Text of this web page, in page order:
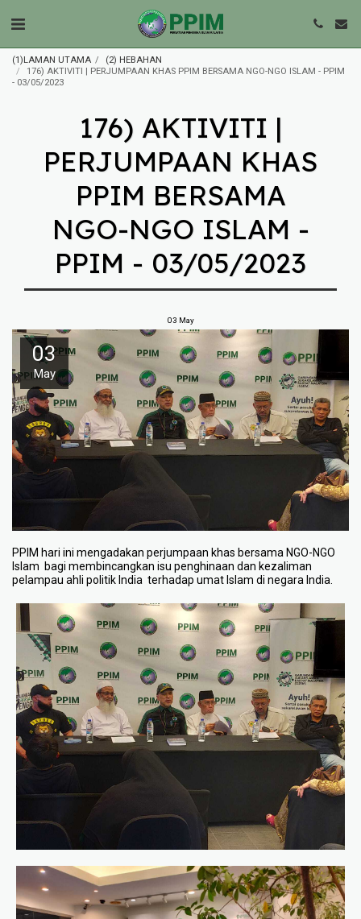
(1)LAMAN UTAMA
(2) HEBAHAN
176) AKTIVITI | PERJUMPAAN KHAS PPIM BERSAMA NGO-NGO ISLAM - PPIM
- 03/05/2023
176) AKTIVITI |
PERJUMPAAN KHAS
PPIM BERSAMA
NGO-NGO ISLAM -
PPIM - 03/05/2023
03 May
03
May
PPIM hari ini mengadakan perjumpaan khas bersama NGO-NGO
Islam bagi membincangkan isu penghinaan dan kezaliman
pelampau ahli politik India terhadap umat Islam di negara India.